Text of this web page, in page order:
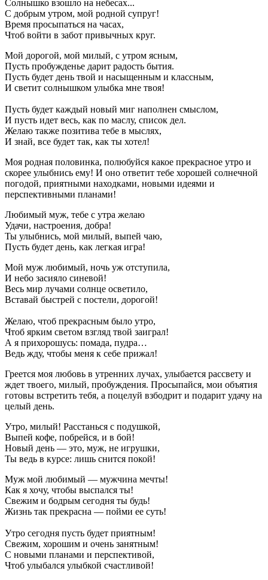
Солнышко взошло на небесах...
С добрым утром, мой родной супруг!
Время просыпаться на часах,
Чтоб войти в забот привычных круг.
Мой дорогой, мой милый, с утром ясным,
Пусть пробужденье дарит радость бытия.
Пусть будет день твой и насыщенным и классным,
И светит солнышком улыбка мне твоя!
Пусть будет каждый новый миг наполнен смыслом,
И пусть идет весь, как по маслу, список дел.
Желаю также позитива тебе в мыслях,
И знай, все будет так, как ты хотел!
Моя родная половинка, полюбуйся какое прекрасное утро и
скорее улыбнись ему! И оно ответит тебе хорошей солнечной
погодой, приятными находками, новыми идеями и
перспективными планами!
Любимый муж, тебе с утра желаю
Удачи, настроения, добра!
Ты улыбнись, мой милый, выпей чаю,
Пусть будет день, как легкая игра!
Мой муж любимый, ночь уж отступила,
И небо засияло синевой!
Весь мир лучами солнце осветило,
Вставай быстрей с постели, дорогой!
Желаю, чтоб прекрасным было утро,
Чтоб ярким светом взгляд твой заиграл!
А я прихорошусь: помада, пудра…
Ведь жду, чтобы меня к себе прижал!
Греется моя любовь в утренних лучах, улыбается рассвету и
ждет твоего, милый, пробуждения. Просыпайся, мои объятия
готовы встретить тебя, а поцелуй взбодрит и подарит удачу на
целый день.
Утро, милый! Расстанься с подушкой,
Выпей кофе, побрейся, и в бой!
Новый день — это, муж, не игрушки,
Ты ведь в курсе: лишь снится покой!
Муж мой любимый — мужчина мечты!
Как я хочу, чтобы выспался ты!
Свежим и бодрым сегодня ты будь!
Жизнь так прекрасна — пойми ее суть!
Утро сегодня пусть будет приятным!
Свежим, хорошим и очень занятным!
С новыми планами и перспективой,
Чтоб улыбался улыбкой счастливой!